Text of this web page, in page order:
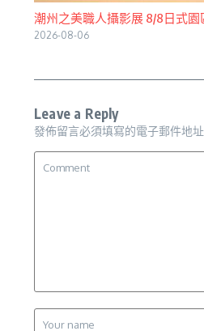
潮州之美職人攝影展 8/8日式園
2026-08-06
Leave a Reply
發佈留言必須填寫的電子郵件地